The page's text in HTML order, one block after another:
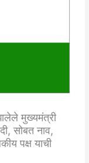
मुख्यमंत्री
सोबत नाव,
पक्ष याची